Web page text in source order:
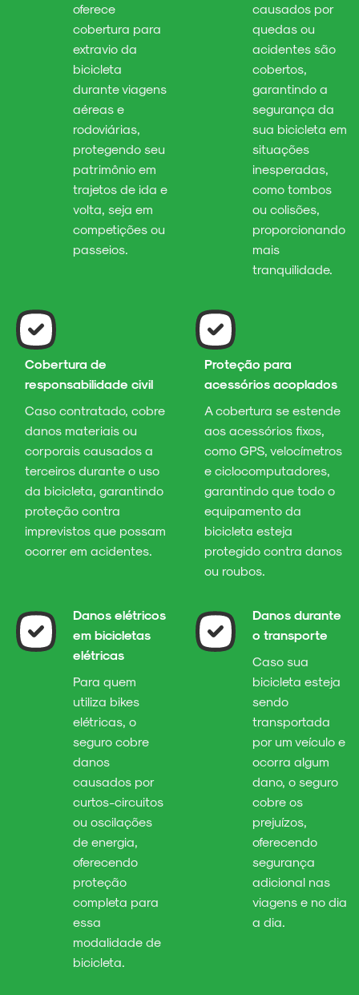
oferece
cobertura para
extravio da
bicicleta
durante viagens
aéreas e
rodoviárias,
protegendo seu
patrimônio em
trajetos de ida e
volta, seja em
competições ou
passeios.
causados por
quedas ou
acidentes são
cobertos,
garantindo a
segurança da
sua bicicleta em
situações
inesperadas,
como tombos
ou colisões,
proporcionando
mais
tranquilidade.
Cobertura de
responsabilidade civil
Caso contratado, cobre
danos materiais ou
corporais causados a
terceiros durante o uso
da bicicleta, garantindo
proteção contra
imprevistos que possam
ocorrer em acidentes.
Proteção para
acessórios acoplados
A cobertura se estende
aos acessórios fixos,
como GPS, velocímetros
e ciclocomputadores,
garantindo que todo o
equipamento da
bicicleta esteja
protegido contra danos
ou roubos.
Danos elétricos
em bicicletas
elétricas
Para quem
utiliza bikes
elétricas, o
seguro cobre
danos
causados por
curtos-circuitos
ou oscilações
de energia,
oferecendo
proteção
completa para
essa
modalidade de
bicicleta.
Danos durante
o transporte
Caso sua
bicicleta esteja
sendo
transportada
por um veículo e
ocorra algum
dano, o seguro
cobre os
prejuízos,
oferecendo
segurança
adicional nas
viagens e no dia
a dia.